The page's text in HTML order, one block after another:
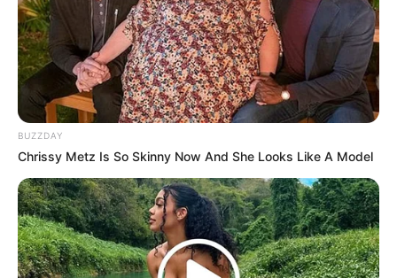
Curb Your Enthusiasm(HBO | 2021), sebagai Lily Collins
Emily in Paris(Netflix | 2020-2021), sebagai Emily Cooper
Calls
(Apple TV+ | 2021), sebagai Camila
Les Misérables (BBC | 2018-2019), sebagai Fantine
The Last Tycoon
Brady
90210(The CW | 2009), sebagai Phoebe Abrams
Model Video Musik
BUZZDAY
Chrissy Metz Is So Skinny Now And She Looks Like A Model